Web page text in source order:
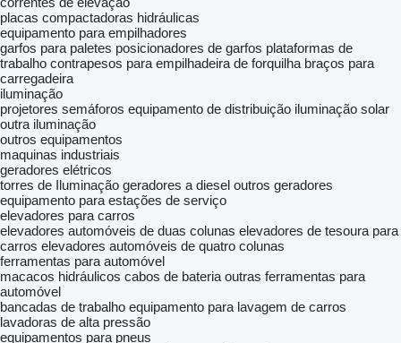
placas compactadoras hidráulicas
equipamento para empilhadores
garfos para paletes posicionadores de garfos plataformas de
trabalho contrapesos para empilhadeira de forquilha braços para
carregadeira
iluminação
projetores semáforos equipamento de distribuição iluminação solar
outra iluminação
outros equipamentos
maquinas industriais
geradores elétricos
torres de Iluminação geradores a diesel outros geradores
equipamento para estações de serviço
elevadores para carros
elevadores automóveis de duas colunas elevadores de tesoura para
carros elevadores automóveis de quatro colunas
ferramentas para automóvel
macacos hidráulicos cabos de bateria outras ferramentas para
automóvel
bancadas de trabalho equipamento para lavagem de carros
lavadoras de alta pressão
equipamentos para pneus